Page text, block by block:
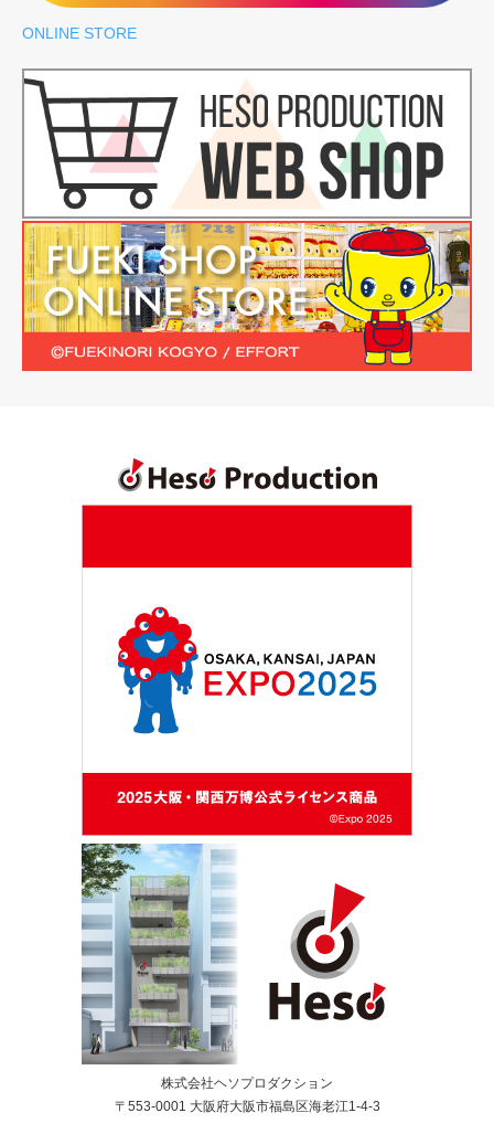
ONLINE STORE
株式会社ヘソプロダクション
〒553-0001 大阪府大阪市福島区海老江1-4-3